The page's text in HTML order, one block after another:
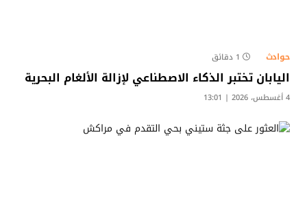
حوادث 1 دقائق
اليابان تختبر الذكاء الاصطناعي لإزالة الألغام البحرية
4 أغسطس، 2026 | 13:01